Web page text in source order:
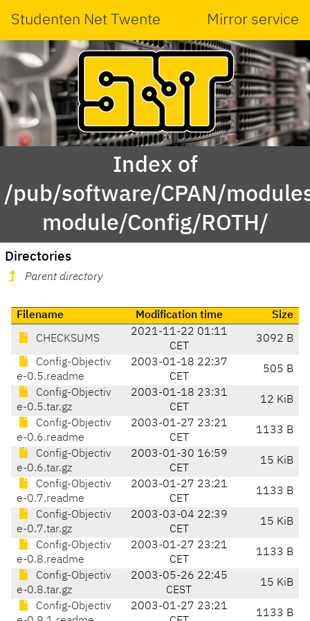
Studenten Net Twente Mirror service
Index of
/pub/software/CPAN/
module/Config/ROTH/
Directories
Parent directory
Filename Modification time Size
CHECKSUMS
2021-11-22 01:11
CET
3092 B
Config-Objectiv
e-0.5.readme
2003-01-18 22:37
CET
505 B
Config-Objectiv
e-0.5.tar.gz
2003-01-18 23:31
CET
12 KiB
Config-Objectiv
e-0.6.readme
2003-01-27 23:21
CET
1133 B
Config-Objectiv
e-0.6.tar.gz
2003-01-30 16:59
CET
15 KiB
Config-Objectiv
e-0.7.readme
2003-01-27 23:21
CET
1133 B
Config-Objectiv
e-0.7.tar.gz
2003-03-04 22:39
CET
15 KiB
Config-Objectiv
e-0.8.readme
2003-01-27 23:21
CET
1133 B
Config-Objectiv
e-0.8.tar.gz
2003-05-26 22:45
CEST
15 KiB
Config-Objectiv
2003-01-27 23:21
1133 B